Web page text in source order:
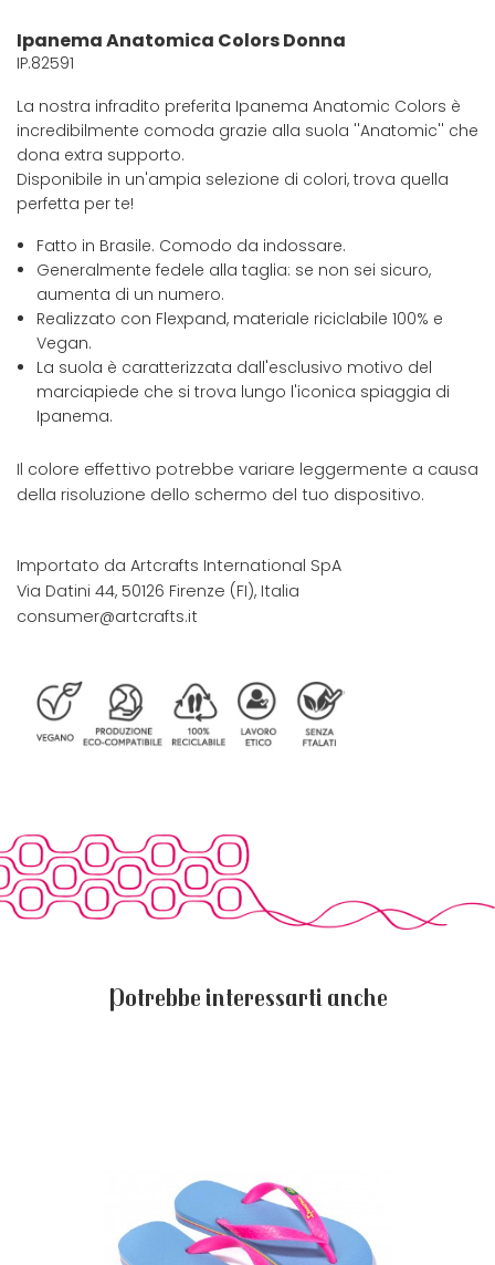
Ipanema Anatomica Colors Donna
IP.82591
La nostra infradito preferita Ipanema Anatomic Colors è
incredibilmente comoda grazie alla suola ''Anatomic'' che
dona extra supporto.
Disponibile in un'ampia selezione di colori, trova quella
perfetta per te!
Fatto in Brasile. Comodo da indossare.
Generalmente fedele alla taglia: se non sei sicuro,
aumenta di un numero.
Realizzato con Flexpand, materiale riciclabile 100% e
Vegan.
La suola è caratterizzata dall'esclusivo motivo del
marciapiede che si trova lungo l'iconica spiaggia di
Ipanema.
Il colore effettivo potrebbe variare leggermente a causa
della risoluzione dello schermo del tuo dispositivo.
Importato da Artcrafts International SpA
Via Datini 44, 50126 Firenze (FI), Italia
consumer@artcrafts.it
Potrebbe interessarti anche